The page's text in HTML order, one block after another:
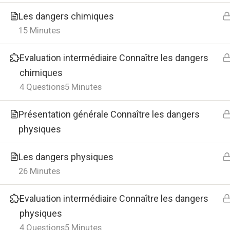
Les dangers chimiques
15 Minutes
Evaluation intermédiaire Connaître les dangers
chimiques
5 Minutes
4 Questions
Présentation générale Connaître les dangers
physiques
Les dangers physiques
26 Minutes
Evaluation intermédiaire Connaître les dangers
physiques
5 Minutes
4 Questions